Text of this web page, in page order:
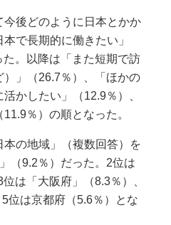
後どのように日本とかか
で長期的に働きたい」
た。以降は「また短期で訪
」（26.7％）、「ほかの
かしたい」（12.9％）、
％）の順となった。
の地域」（複数回答）を
（9.2％）だった。2位は
は「大阪府」（8.3％）、
位は京都府（5.6％）とな